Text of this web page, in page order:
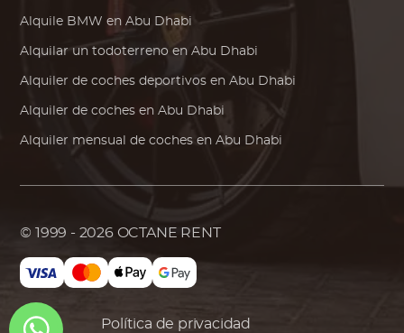
Alquile BMW en Abu Dhabi
Alquilar un todoterreno en Abu Dhabi
Alquiler de coches deportivos en Abu Dhabi
Alquiler de coches en Abu Dhabi
Alquiler mensual de coches en Abu Dhabi
© 1999 - 2026 OCTANE RENT
Política de privacidad